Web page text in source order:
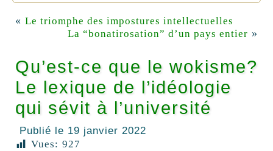
« Le triomphe des impostures intellectuelles
La “bonatirosation” d’un pays entier »
Qu’est-ce que le wokisme?
Le lexique de l’idéologie
qui sévit à l’université
Publié le 19 janvier 2022
Vues: 927